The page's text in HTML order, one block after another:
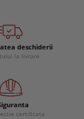
deschiderii
la livrare
certificata